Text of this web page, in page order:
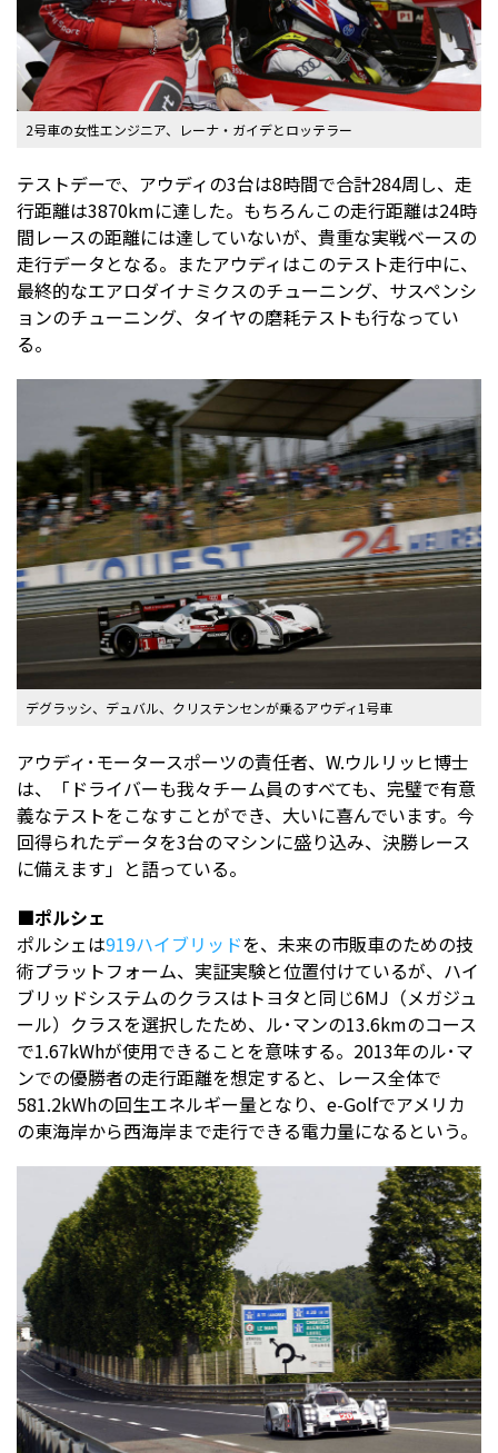
2号車の女性エンジニア、レーナ・ガイデとロッテラー
テストデーで、アウディの3台は8時間で合計284周し、走
行距離は3870kmに達した。もちろんこの走行距離は24時
間レースの距離には達していないが、貴重な実戦ベースの
走行データとなる。またアウディはこのテスト走行中に、
最終的なエアロダイナミクスのチューニング、サスペンシ
ョンのチューニング、タイヤの磨耗テストも行なってい
る。
デグラッシ、デュバル、クリステンセンが乗るアウディ1号車
アウディ･モータースポーツの責任者、W.ウルリッヒ博士
は、「ドライバーも我々チーム員のすべても、完璧で有意
義なテストをこなすことができ、大いに喜んでいます。今
回得られたデータを3台のマシンに盛り込み、決勝レース
に備えます」と語っている。
■ポルシェ
ポルシェは919ハイブリッドを、未来の市販車のための技
術プラットフォーム、実証実験と位置付けているが、ハイ
ブリッドシステムのクラスはトヨタと同じ6MJ（メガジュ
ール）クラスを選択したため、ル･マンの13.6kmのコース
で1.67kWhが使用できることを意味する。2013年のル･マ
ンでの優勝者の走行距離を想定すると、レース全体で
581.2kWhの回生エネルギー量となり、e-Golfでアメリカ
の東海岸から西海岸まで走行できる電力量になるという。